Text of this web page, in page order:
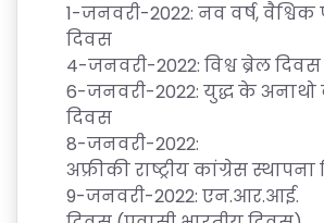
1-जनवरी-2022: नव वर्ष,वैश्विक
दिवस
4-जनवरी-2022: विश्व ब्रेल दिवस
6-जनवरी-2022: युद्ध के अनाथो
दिवस
8-जनवरी-2022:
अफ्रीकीराष्ट्रीयकांग्रेसस्थापना
9-जनवरी-2022: एन.आर.आई.